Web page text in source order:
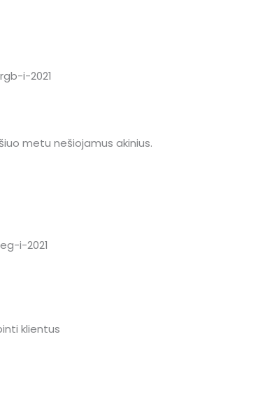
metu nešiojamus akinius.
klientus